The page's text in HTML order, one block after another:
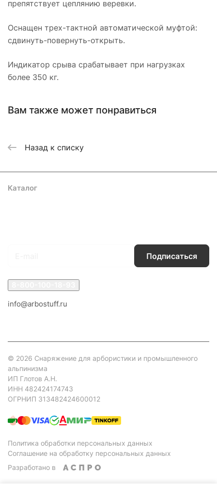
препятствует цеплянию веревки.
Оснащен трех-тактной автоматической муфтой:
сдвинуть-повернуть-открыть.
Индикатор срыва срабатывает при нагрузках
более 350 кг.
Вам также может понравиться
Назад к списку
Каталог
Подписаться
info@arbostuff.ru
© 2026 Снаряжение для арбористики и промышленного
альпинизма
ИП Глотов А.Н.
ИНН 482424174743
ОГРНИП 313482424600012
Политика обработки персональных данных
Соглашение на обработку персональных данных
Разработано в